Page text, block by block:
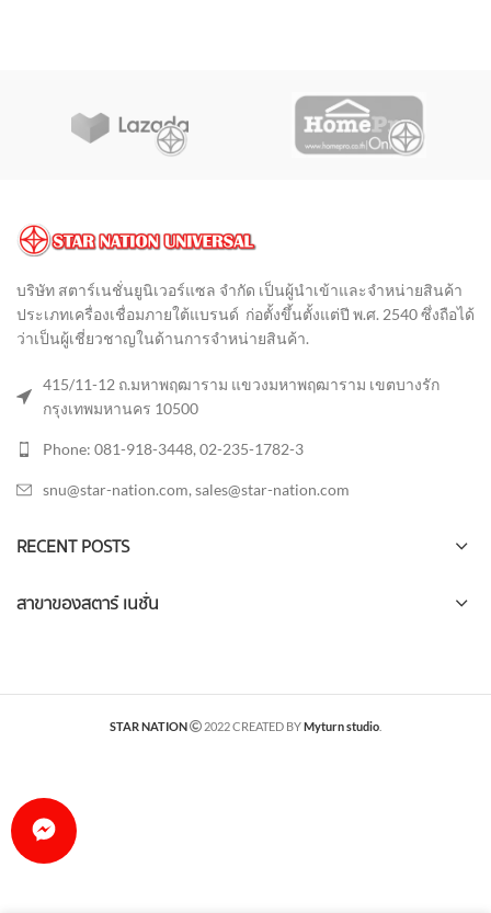
บริษัท สตาร์เนชั่นยูนิเวอร์แซล จำกัด เป็นผู้นำเข้าและจำหน่ายสินค้า
ประเภทเครื่องเชื่อมภายใต้แบรนด์ ก่อตั้งขึ้นตั้งแต่ปี พ.ศ. 2540 ซึ่งถือได้
ว่าเป็นผู้เชี่ยวชาญในด้านการจำหน่ายสินค้า.
415/11-12 ถ.มหาพฤฒาราม แขวงมหาพฤฒาราม เขตบางรัก
กรุงเทพมหานคร 10500
Phone: 081-918-3448, 02-235-1782-3
snu@star-nation.com, sales@star-nation.com
RECENT POSTS
สาขาของสตาร์ เนชั่น
STAR NATION 2022 CREATED BYMyturn studio